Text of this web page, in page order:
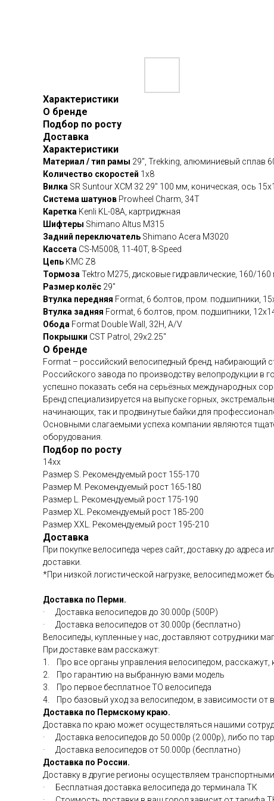
Характеристики
О бренде
Подбор по росту
Доставка
Характеристики
Материал / тип рамы 29", Trekking, алюминиевый сплав
Количество скоростей 1x8
Вилка SR Suntour XCM 32 29" 100 мм, коническая, ось
Система шатунов Prowheel Charm, 34T
Каретка Kenli KL-08A, картриджная
Шифтеры Shimano Altus M315
Задний переключатель Shimano Acera M3020
Кассета CS-M5008, 11-40T, 8-Speed
Цепь KMC Z8
Тормоза Tektro M275, дисковые гидравлические, 160/
Размер колёс 29"
Втулка передняя Format, 6 болтов, пром. подшипники,
Втулка задняя Format, 6 болтов, пром. подшипники,
Обода Format Double Wall, 32Н, A/V
Покрышки CST Patrol, 29x2.25"
О бренде
Format – российский велосипедный бренд, набирающий
Российского завода по производству велопродукции в
успешно показать себя на серьёзных международных
Бренд специализируется на выпуске горных,
начинающих, так и продвинутые байки для
Основными слагаемыми успеха компании являются
оборудования.
Подбор по росту
14xx
Размер S. Рекомендуемый рост 155-170
Размер M. Рекомендуемый рост 165-180
Размер L. Рекомендуемый рост 175-190
Размер XL. Рекомендуемый рост 185-200
Размер XXL. Рекомендуемый рост 195-210
Доставка
При покупке велосипеда через сайт, доставку до
доставки.
*При низкой логистической нагрузке, велосипед может
Доставка по Перми.
· Доставка велосипедов до 30.000р (500Р)
· Доставка велосипедов от 30.000р (бесплатно)
Велосипеды, купленные у нас, доставляют сотрудники
При доставке вам расскажут:
1. Про все органы управления велосипедом, расскажут,
2. Про гарантию на выбранную вами модель
3. Про первое бесплатное ТО велосипеда
4. Про базовый уход за велосипедом, в зависимости от
Доставка по Пермскому краю.
Доставка по краю может осуществляться нашими
· Доставка велосипедов до 50.000р (2.000р), либо по
· Доставка велосипедов от 50.000р (бесплатно)
Доставка по России.
Доставку в другие регионы осуществляем
· Бесплатная доставка велосипеда до терминала ТК